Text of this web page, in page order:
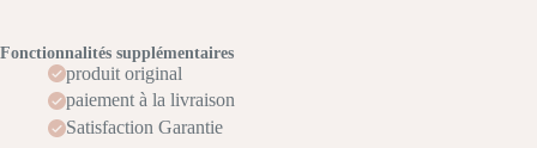
Fonctionnalités supplémentaires
produit original
paiement à la livraison
Satisfaction Garantie